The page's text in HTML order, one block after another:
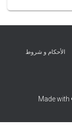
الأحكام و شروط